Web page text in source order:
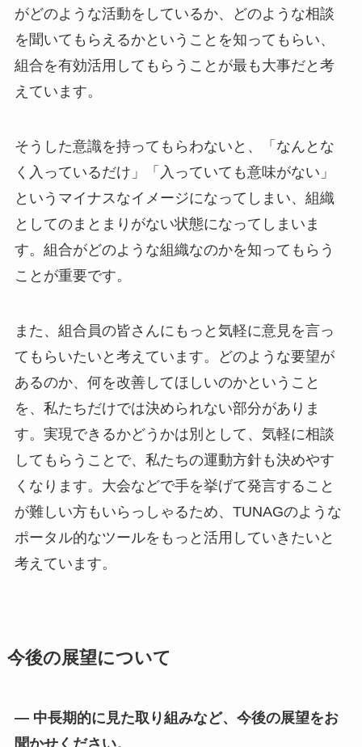
がどのような活動をしているか、どのような相談
を聞いてもらえるかということを知ってもらい、
組合を有効活用してもらうことが最も大事だと考
えています。
そうした意識を持ってもらわないと、「なんとな
く入っているだけ」「入っていても意味がない」
というマイナスなイメージになってしまい、組織
としてのまとまりがない状態になってしまいま
す。組合がどのような組織なのかを知ってもらう
ことが重要です。
また、組合員の皆さんにもっと気軽に意見を言っ
てもらいたいと考えています。どのような要望が
あるのか、何を改善してほしいのかということ
を、私たちだけでは決められない部分がありま
す。実現できるかどうかは別として、気軽に相談
してもらうことで、私たちの運動方針も決めやす
くなります。大会などで手を挙げて発言すること
が難しい方もいらっしゃるため、TUNAGのような
ポータル的なツールをもっと活用していきたいと
考えています。
今後の展望について
— 中長期的に見た取り組みなど、今後の展望をお